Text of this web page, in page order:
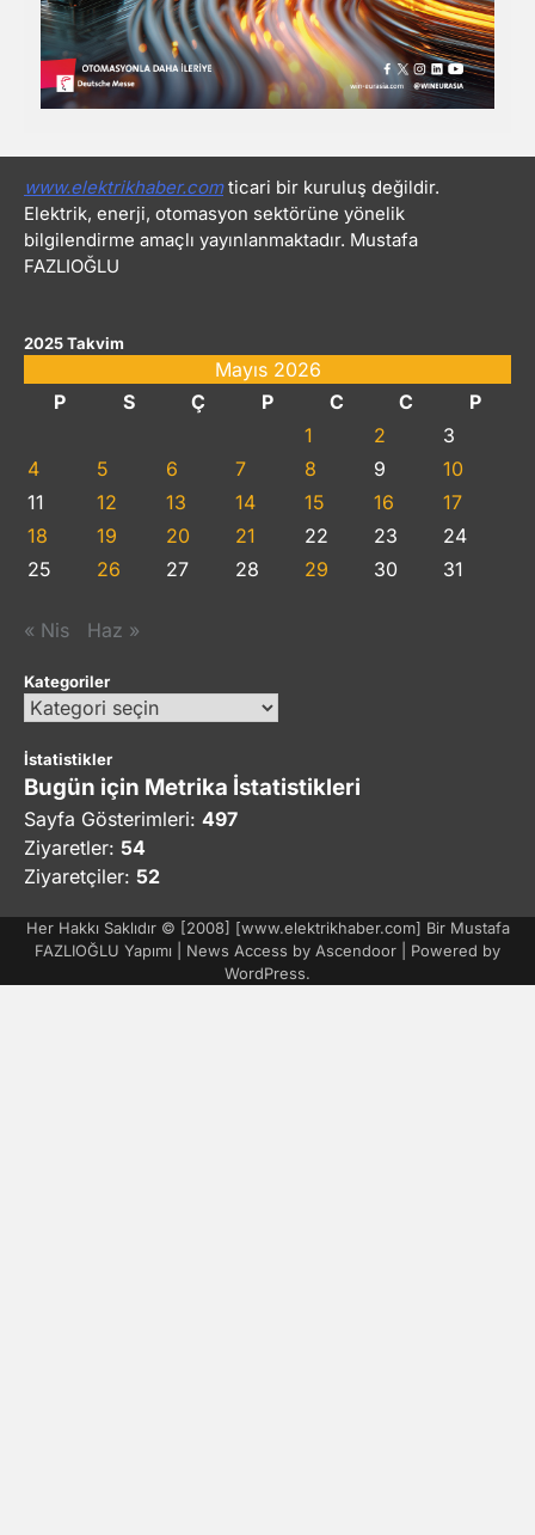
www.elektrikhaber.comticari bir kuruluş değildir.
Elektrik, enerji, otomasyon sektörüne yönelik
bilgilendirme amaçlı yayınlanmaktadır. Mustafa
FAZLIOĞLU
2025 Takvim
Mayıs 2026
P
S Ç P C C
P
1
2
3
4
5 6 7 8 9
10
11
12 13 14 15 16
17
18
19 20 21 22 23
24
25
26 27 28 29 30 31
« Nis Haz »
Kategoriler
Kategoriler
İstatistikler
Bugün için Metrika İstatistikleri
Sayfa Gösterimleri: 497
Ziyaretler: 54
Ziyaretçiler: 52
Her Hakkı Saklıdır © [2008] [www.elektrikhaber.com] Bir Mustafa
FAZLIOĞLU Yapımı | News Access by Ascendoor | Powered by
WordPress.